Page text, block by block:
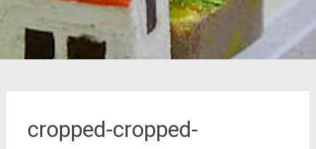
cropped-cropped-